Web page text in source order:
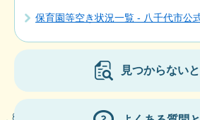
保育園等空き状況一覧 - 八千代市公
見つからない